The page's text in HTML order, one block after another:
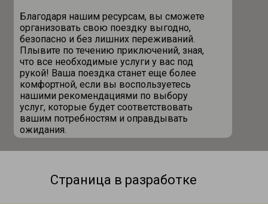
Благодаря нашим ресурсам, вы сможете
организовать свою поездку выгодно,
безопасно и без лишних переживаний.
Плывите по течению приключений, зная,
что все необходимые услуги у вас под
рукой! Ваша поездка станет еще более
комфортной, если вы воспользуетесь
нашими рекомендациями по выбору
услуг, которые будет соответствовать
вашим потребностям и оправдывать
ожидания.
Страница в разработке